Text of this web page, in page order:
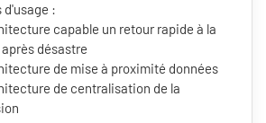
:
capable un retour rapide à la
désastre
de mise à proximité données
de centralisation de la